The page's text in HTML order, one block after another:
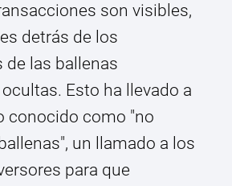
son visibles,
detrás de los
las ballenas
Esto ha llevado a
conocido como "no
un llamado a los
para que